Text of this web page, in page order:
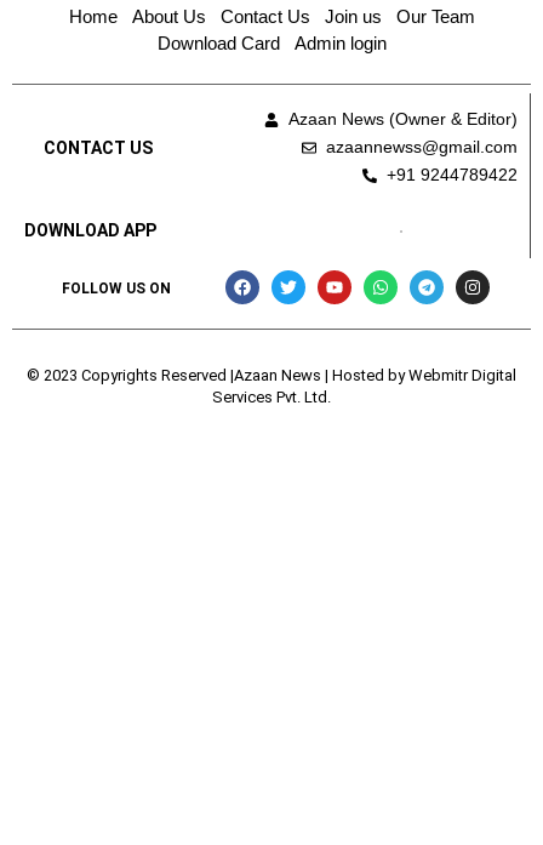
Home About Us Contact Us Join us
Our Team
Download Card
Admin login
CONTACT US
Azaan News (Owner & Editor)
azaannewss@gmail.com
+91 9244789422
DOWNLOAD APP
FOLLOW US ON
© 2023 Copyrights Reserved |Azaan News | Hosted byWebmitr Digital
Services Pvt. Ltd.